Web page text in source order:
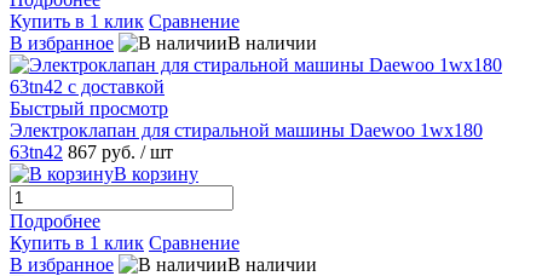
Купить в 1 клик Сравнение
В избранное
В наличии
Быстрый просмотр
Электроклапан для стиральной машины Daewoo 1wx180
63tn42 867 руб. / шт
В корзину
Подробнее
Купить в 1 клик Сравнение
В избранное
В наличии